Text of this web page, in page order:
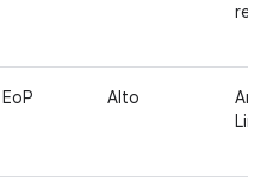
red
EoP Alto